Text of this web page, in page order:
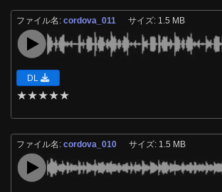
ファイル名:cordova_011 サイズ: 1.5 MB
DL
★★★★★
ファイル名:cordova_010 サイズ: 1.5 MB